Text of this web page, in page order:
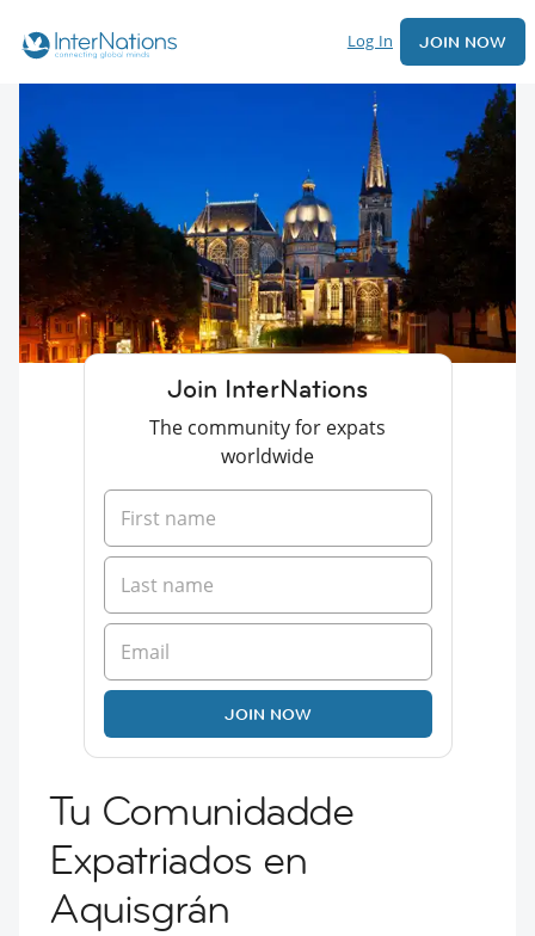
Log In JOIN NOW
Join InterNations
The community for expats
worldwide
JOIN NOW
Tu Comunidadde
Expatriados en
Aquisgrán